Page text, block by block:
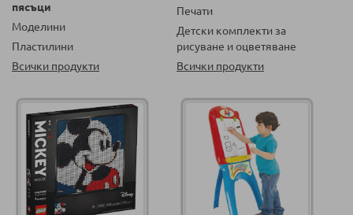
пясъци
Моделини
Пластилини
Всички продукти
Печати
Детски комплекти за
рисуване и оцветяване
Всички продукти